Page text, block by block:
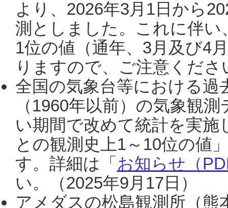
より、2026年3月1日から
測としました。これに伴い
1位の値（通年、3月及び4
りますので、ご注意くだ
全国の気象台等における過
（1960年以前）の気象観
い期間で改めて統計を実
との観測史上1～10位の値
す。詳細は「 お知らせ（
い。（2025年9月17日）
アメダスの松島観測所（熊